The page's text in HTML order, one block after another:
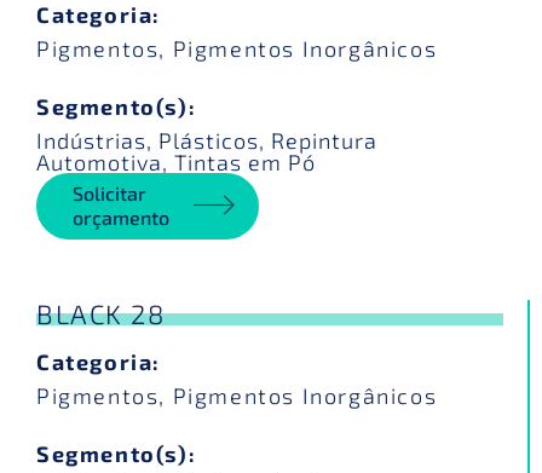
Categoria:
Pigmentos, Pigmentos Inorgânicos
Segmento(s):
Indústrias, Plásticos, Repintura
Automotiva, Tintas em Pó
Solicitar
orçamento
BLACK 28
Categoria:
Pigmentos, Pigmentos Inorgânicos
Segmento(s):